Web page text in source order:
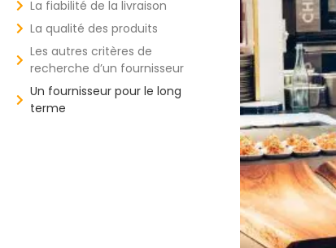
La fiabilité de la livraison
La qualité des produits
Les autres critères de
recherche d’un fournisseur
Un fournisseur pour le long
terme